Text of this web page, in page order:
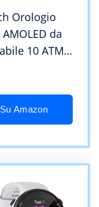
Orologio
da
10 ATM,
della
Amazon